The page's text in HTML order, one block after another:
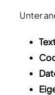
Unter